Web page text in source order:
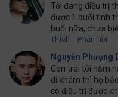
Tôi đang điều trị
được 1 buổi tình
buổi nữa, chưa
Thích Phản hồi
Nguyễn Phượng
Con trai tôi năm
đi khám thì họ
có điều trị được